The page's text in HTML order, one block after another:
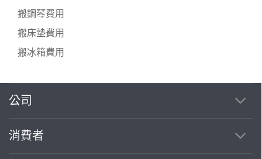
搬鋼琴費用
搬床墊費用
搬冰箱費用
公司
消費者